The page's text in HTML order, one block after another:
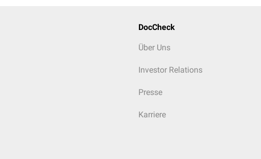
DocCheck
Über Uns
Investor Relations
Presse
Karriere